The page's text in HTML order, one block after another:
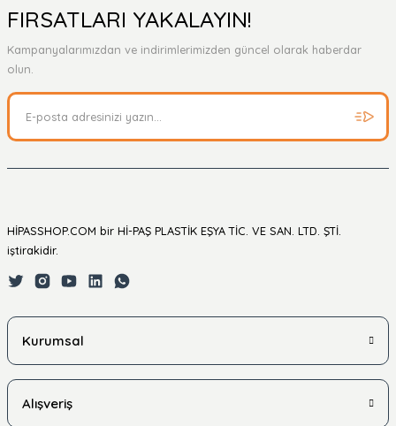
Yorum Yaz
Ürün hakkında henüz soru sorulmamış.
FIRSATLARI YAKALAYIN!
Kampanyalarımızdan ve indirimlerimizden güncel olarak haberdar
olun.
HİPASSHOP.COM bir Hİ-PAŞ PLASTİK EŞYA TİC. VE SAN. LTD. ŞTİ.
iştirakidir.
Kurumsal
Alışveriş